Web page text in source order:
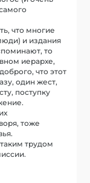
что многие
и издания
то
иерархе,
что этот
один жест,
поступку
тоже
трудом